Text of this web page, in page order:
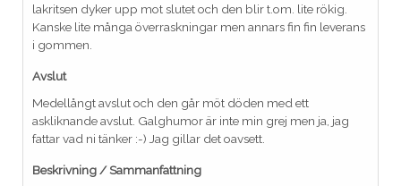
lakritsen dyker upp mot slutet och den blir t.om. lite rökig.
Kanske lite många överraskningar men annars fin fin leverans
i gommen.
Avslut
Medellångt avslut och den går möt döden med ett
askliknande avslut. Galghumor är inte min grej men ja, jag
fattar vad ni tänker :-) Jag gillar det oavsett.
Beskrivning / Sammanfattning